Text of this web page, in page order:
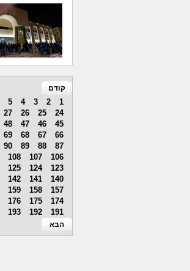
קודם
1
2
3
4
5
24
25
26
27
45
46
47
48
66
67
68
69
87
88
89
90
106
107
108
123
124
125
140
141
142
157
158
159
174
175
176
191
192
193
הבא